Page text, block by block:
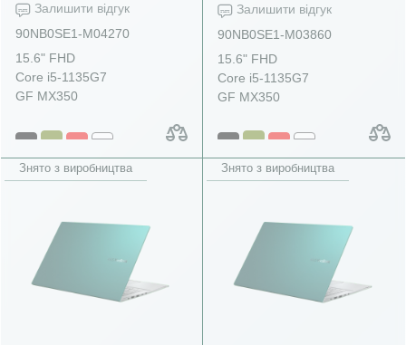
Залишити відгук
90NB0SE1-M04270
15.6" FHD
Core i5-1135G7
GF MX350
Залишити відгук
90NB0SE1-M03860
15.6" FHD
Core i5-1135G7
GF MX350
Знято з виробництва Знято з виробництва